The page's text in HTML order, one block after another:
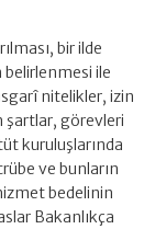
bir ilde
belirlenmesi ile
nitelikler, izin
şartlar, görevleri
kuruluşlarında
ve bunların
bedelinin
Bakanlıkça